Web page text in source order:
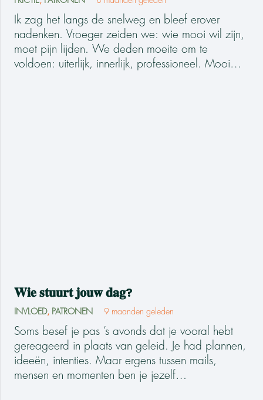
Ik zag het langs de snelweg en bleef erover
nadenken. Vroeger zeiden we: wie mooi wil zijn,
moet pijn lijden. We deden moeite om te
voldoen: uiterlijk, innerlijk, professioneel. Mooi…
𝐖𝐢𝐞 𝐬𝐭𝐮𝐮𝐫𝐭 𝐣𝐨𝐮𝐰 𝐝𝐚𝐠?
INVLOED, PATRONEN 9 maanden geleden
Soms besef je pas ’s avonds dat je vooral hebt
gereageerd in plaats van geleid. Je had plannen,
ideeën, intenties. Maar ergens tussen mails,
mensen en momenten ben je jezelf…